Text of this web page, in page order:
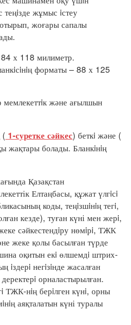
теңiзде жұмыс iстеу
жоғары сапалы
х 118 милиметр.
форматы – 88 х 125
және ағылшын
1-суретке сәйкес) беткi және (
жақтары болады. Бланкiнiң
Қазақстан
Елтаңбасы, құжат үлгiсi
коды, теңiзшiнiң тегi,
кезде), туған күні мен жерi,
сәйкестендiру нөмiрi, ТЖК
жеке қолы басылған түрде
оқитын екi өлшемдi штрих-
iздерi негiзiнде жасалған
орналастырылған.
ТЖК-нiң берiлген күнi, орны
аяқталатын күні туралы